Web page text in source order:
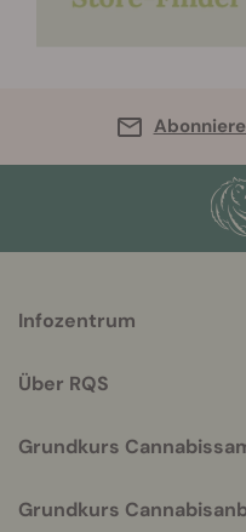
helpful
Infozentrum
Über RQS
Grundkurs
Grundkurs